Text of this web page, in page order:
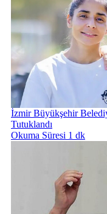
İzmir Büyükşehir
Tutuklandı
Okuma Süresi 1 dk